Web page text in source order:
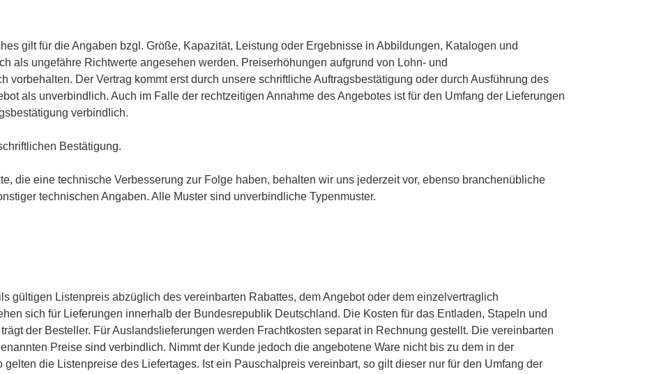
gilt für die Angaben bzgl. Größe, Kapazität, Leistung oder Ergebnisse in Abbildungen, Katalogen und
als ungefähre Richtwerte angesehen werden. Preiserhöhungen aufgrund von Lohn- und
vorbehalten. Der Vertrag kommt erst durch unsere schriftliche Auftragsbestätigung oder durch Ausführung des
als unverbindlich. Auch im Falle der rechtzeitigen Annahme des Angebotes ist für den Umfang der Lieferungen
verbindlich.
Bestätigung.
die eine technische Verbesserung zur Folge haben, behalten wir uns jederzeit vor, ebenso branchenübliche
technischen Angaben. Alle Muster sind unverbindliche Typenmuster.
gültigen Listenpreis abzüglich des vereinbarten Rabattes, dem Angebot oder dem einzelvertraglich
sich für Lieferungen innerhalb der Bundesrepublik Deutschland. Die Kosten für das Entladen, Stapeln und
der Besteller. Für Auslandslieferungen werden Frachtkosten separat in Rechnung gestellt. Die vereinbarten
Preise sind verbindlich. Nimmt der Kunde jedoch die angebotene Ware nicht bis zu dem in der
die Listenpreise des Liefertages. Ist ein Pauschalpreis vereinbart, so gilt dieser nur für den Umfang der